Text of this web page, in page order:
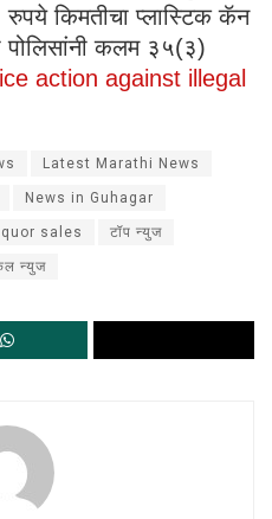
किमतीचा प्लास्टिक कॅन
पोलिसांनी कलम ३५(३)
action against illegal
Latest Marathi News
News in Guhagar
sales टॉप न्युज
न्युज